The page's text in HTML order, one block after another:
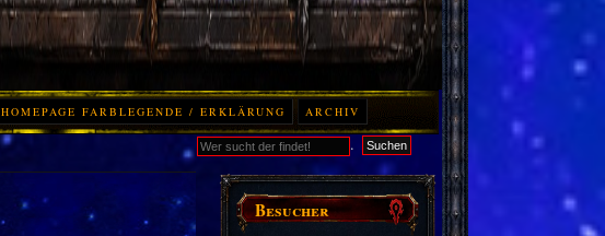
HOMEPAGE FARBLEGENDE / ERKLÄRUNG ARCHIV
. Suchen
Besucher